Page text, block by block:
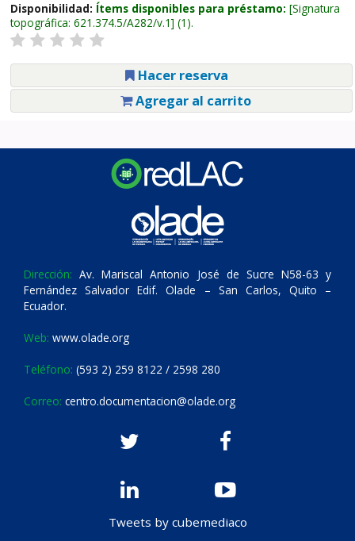
Disponibilidad: Ítems disponibles para préstamo: Signatura
topográfica: 621.374.5/A282/v.1 (1).
Hacer reserva
Agregar al carrito
Dirección: Av. Mariscal Antonio José de Sucre N58-63 y
Fernández Salvador Edif. Olade – San Carlos, Quito –
Ecuador.
Web: www.olade.org
Teléfono: (593 2) 259 8122 / 2598 280
Correo: centro.documentacion@olade.org
Tweets by cubemediaco